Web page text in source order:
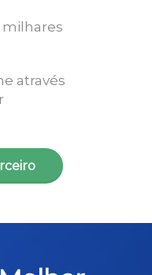
milhares
através